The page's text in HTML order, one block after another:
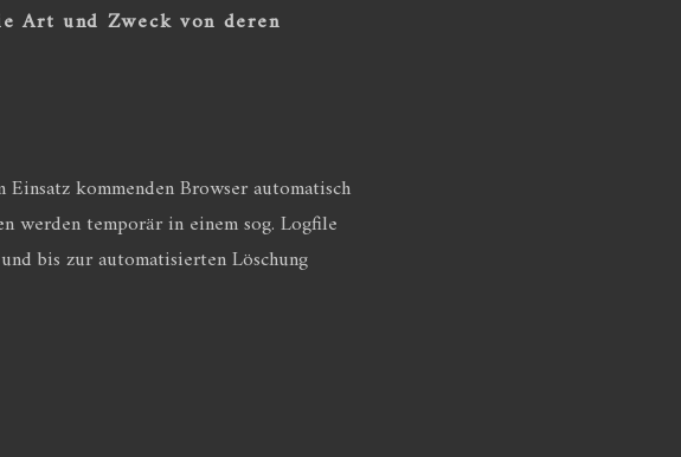
Art und Zweck von deren
kommenden Browser automatisch
werden temporär in einem sog. Logfile
bis zur automatisierten Löschung